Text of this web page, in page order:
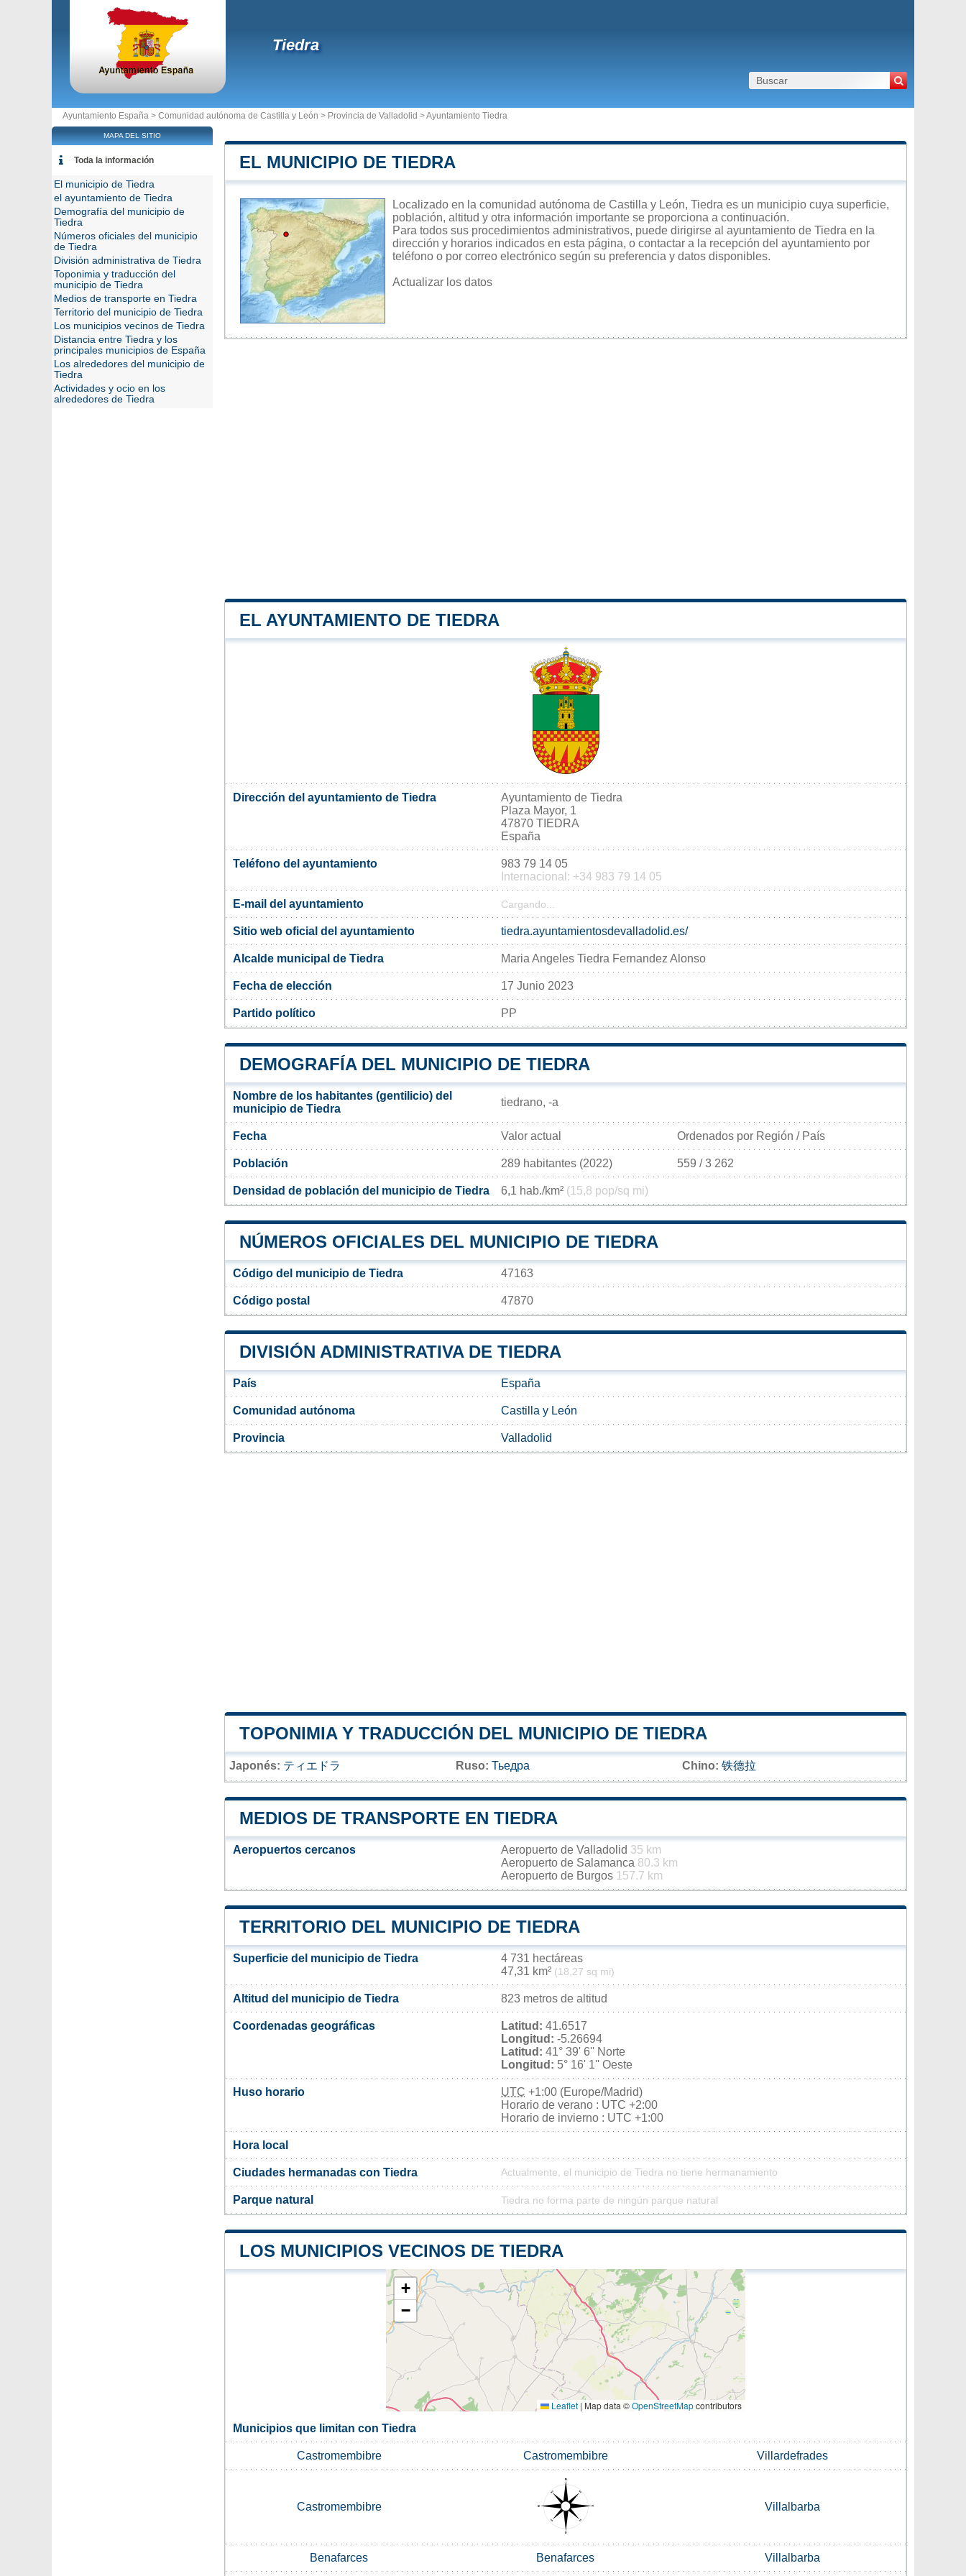
Tiedra
Ayuntamiento España > Comunidad autónoma de Castilla y León > Provincia de Valladolid >Ayuntamiento Tiedra
EL MUNICIPIO DE TIEDRA
Localizado en la comunidad autónoma de Castilla y León, Tiedra es un municipio cuya superficie,
población, altitud y otra información importante se proporciona a continuación.
Para todos sus procedimientos administrativos, puede dirigirse al ayuntamiento de Tiedra en la
dirección y horarios indicados en esta página, o contactar a la recepción del ayuntamiento por
teléfono o por correo electrónico según su preferencia y datos disponibles.
Actualizar los datos
EL AYUNTAMIENTO DE TIEDRA
Dirección del ayuntamiento de Tiedra
Ayuntamiento de Tiedra
Plaza Mayor, 1
47870 TIEDRA
España
Teléfono del ayuntamiento
983 79 14 05
Internacional: +34 983 79 14 05
E-mail del ayuntamiento Cargando...
Sitio web oficial del ayuntamiento tiedra.ayuntamientosdevalladolid.es/
Alcalde municipal de Tiedra Maria Angeles Tiedra Fernandez Alonso
Fecha de elección 17 Junio 2023
Partido político PP
DEMOGRAFÍA DEL MUNICIPIO DE TIEDRA
Nombre de los habitantes (gentilicio) del
municipio de Tiedra
tiedrano, -a
Fecha Valor actual Ordenados por Región / País
Población 289 habitantes (2022) 559 / 3 262
Densidad de población del municipio de Tiedra 6,1 hab./km² (15,8 pop/sq mi)
NÚMEROS OFICIALES DEL MUNICIPIO DE TIEDRA
Código del municipio de Tiedra 47163
Código postal 47870
DIVISIÓN ADMINISTRATIVA DE TIEDRA
País España
Comunidad autónoma Castilla y León
Provincia Valladolid
TOPONIMIA Y TRADUCCIÓN DEL MUNICIPIO DE TIEDRA
Japonés: ティエドラ Ruso: Тьедра Chino: 铁德拉
MEDIOS DE TRANSPORTE EN TIEDRA
Aeropuertos cercanos Aeropuerto de Valladolid 35 km
Aeropuerto de Salamanca 80.3 km
Aeropuerto de Burgos 157.7 km
TERRITORIO DEL MUNICIPIO DE TIEDRA
Superficie del municipio de Tiedra
4 731 hectáreas
47,31 km² (18,27 sq mi)
Altitud del municipio de Tiedra 823 metros de altitud
Coordenadas geográficas Latitud: 41.6517
Longitud: -5.26694
Latitud: 41° 39' 6'' Norte
Longitud: 5° 16' 1'' Oeste
Huso horario UTC +1:00 (Europe/Madrid)
Horario de verano : UTC +2:00
Horario de invierno : UTC +1:00
Hora local
Ciudades hermanadas con Tiedra Actualmente, el municipio de Tiedra no tiene hermanamiento
Parque natural Tiedra no forma parte de ningún parque natural
LOS MUNICIPIOS VECINOS DE TIEDRA
+
−
Leaflet | Map data ©OpenStreetMapcontributors
Municipios que limitan con Tiedra
Castromembibre Castromembibre Villardefrades
Castromembibre Villalbarba
Benafarces Benafarces Villalbarba
MAPA DEL SITIO
Toda la información
El municipio de Tiedra
el ayuntamiento de Tiedra
Demografía del municipio de
Tiedra
Números oficiales del municipio
de Tiedra
División administrativa de Tiedra
Toponimia y traducción del
municipio de Tiedra
Medios de transporte en Tiedra
Territorio del municipio de Tiedra
Los municipios vecinos de Tiedra
Distancia entre Tiedra y los
principales municipios de España
Los alrededores del municipio de
Tiedra
Actividades y ocio en los
alrededores de Tiedra